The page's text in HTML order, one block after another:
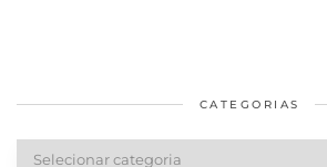
CATEGORIAS
Categorias